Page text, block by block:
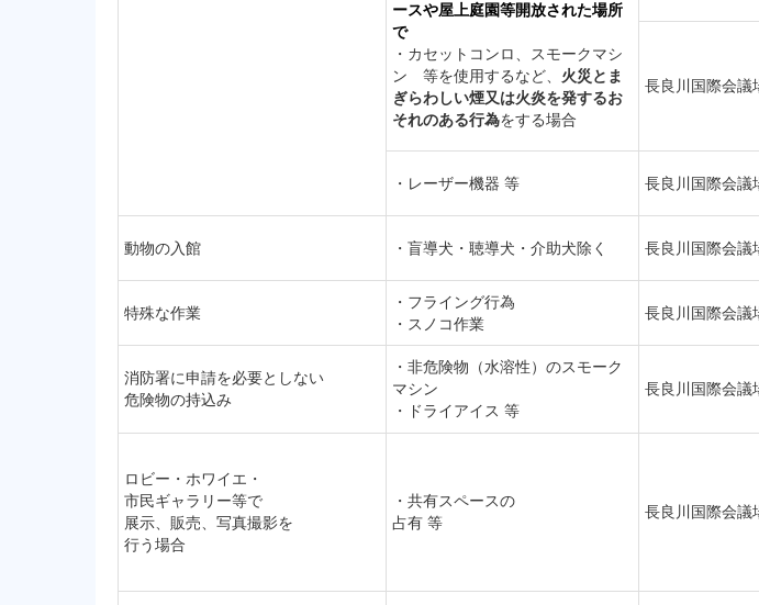
ースや屋上庭園等開放された場所
で
・カセットコンロ、スモークマシ
ン 等を使用するなど、 火災とま
ぎらわしい煙又は火炎を発するお
それのある行為をする場合
長良川国際会議
・レーザー機器 等 長良川国際会議
動物の入館 ・盲導犬・聴導犬・介助犬除く 長良川国際会議
特殊な作業
・フライング行為
・スノコ作業
長良川国際会議
消防署に申請を必要としない
危険物の持込み
・非危険物（水溶性）のスモーク
マシン
・ドライアイス 等
長良川国際会議
ロビー・ホワイエ・
市民ギャラリー等で
展示、販売、写真撮影を
行う場合
・共有スペースの
占有 等
長良川国際会議